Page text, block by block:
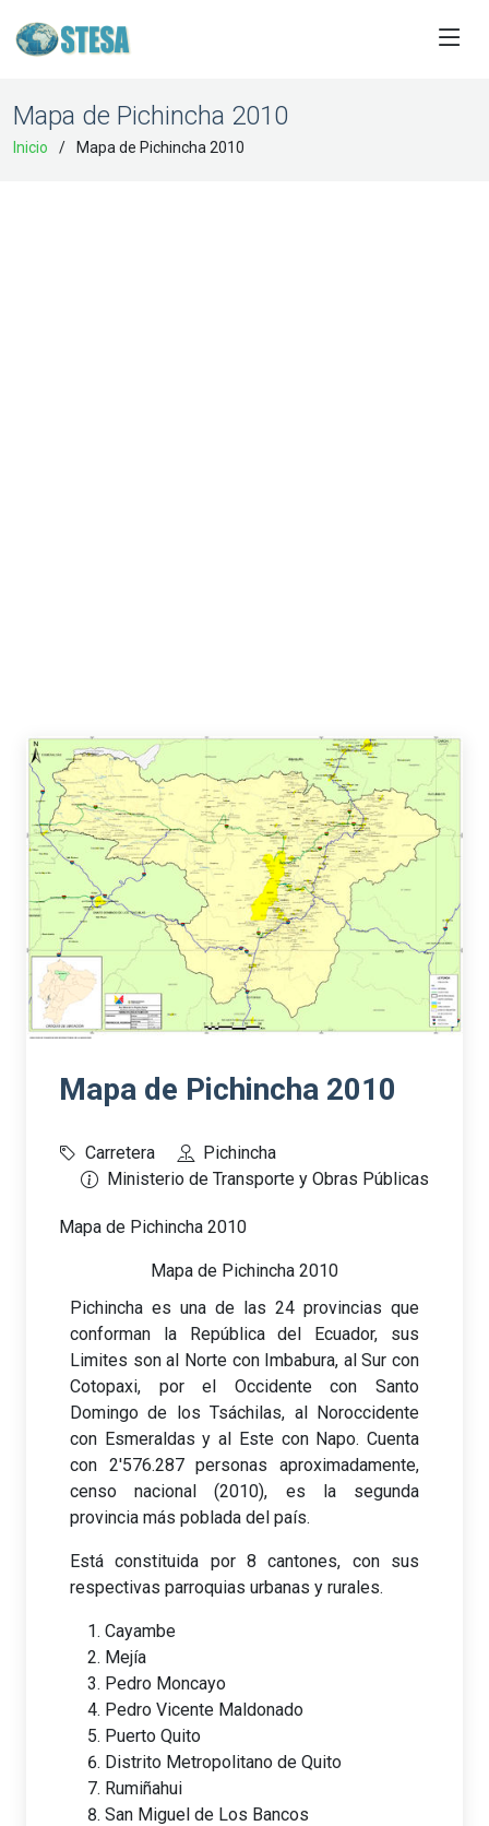
Mapa de Pichincha 2010
Inicio Mapa de Pichincha 2010
Mapa de Pichincha 2010
Carretera
Pichincha
Ministerio de Transporte y Obras Públicas
Mapa de Pichincha 2010
Mapa de Pichincha 2010
Pichincha es una de las 24 provincias que
conforman la República del Ecuador, sus
Limites son al Norte con Imbabura, al Sur con
Cotopaxi, por el Occidente con Santo
Domingo de los Tsáchilas, al Noroccidente
con Esmeraldas y al Este con Napo. Cuenta
con 2'576.287 personas aproximadamente,
censo nacional (2010), es la segunda
provincia más poblada del país.
Está constituida por 8 cantones, con sus
respectivas parroquias urbanas y rurales.
Cayambe
Mejía
Pedro Moncayo
Pedro Vicente Maldonado
Puerto Quito
Distrito Metropolitano de Quito
Rumiñahui
San Miguel de Los Bancos